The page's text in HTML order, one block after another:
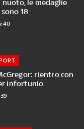
nuoto, le medaglie
18
rientro con
infortunio